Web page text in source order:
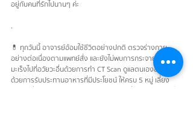
อยู่กับคนที่รักไปนานๆ ค่ะ
.
💊 ทุกวันนี้ อาจารย์อ้อมใช้ชีวิตอย่างปกติ ตรวจร่างกาย
อย่างต่อเนื่องตามแพทย์สั่ง และยังไม่พบการกระจายของ
มะเร็งไปที่อวัยวะอื่นด้วยการทำ CT Scan ดูแลตนเองอยู่เสมอ
ด้วยการรับประทานอาหารที่มีประโยชน์ ให้ครบ 5 หมู่ เลี่ยง